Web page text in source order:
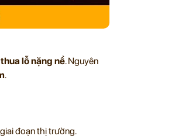
lỗ nặng nề. Nguyên
.
đoạn thị trường.